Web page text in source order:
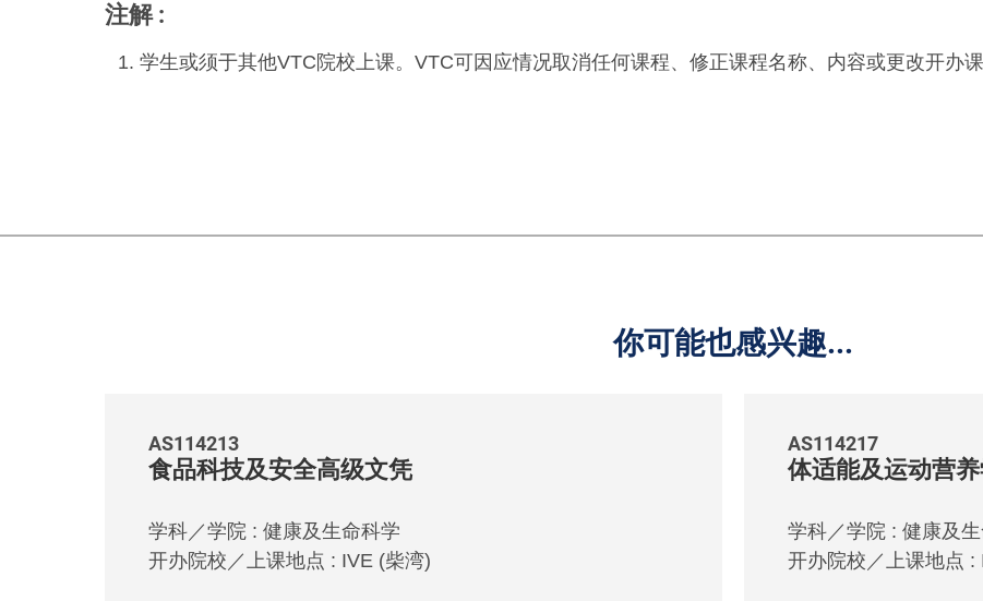
注解
学生或须于其他VTC院校上课。VTC可因应情况取消任何课程、修正课程名称、内容或更改开办
你可能也感兴趣...
AS114213
食品科技及安全高级文凭
学科／学院 : 健康及生命科学
开办院校／上课地点 : IVE (柴湾)
AS114217
体适能及运动营
学科／学院 : 健康及
开办院校／上课地点 :